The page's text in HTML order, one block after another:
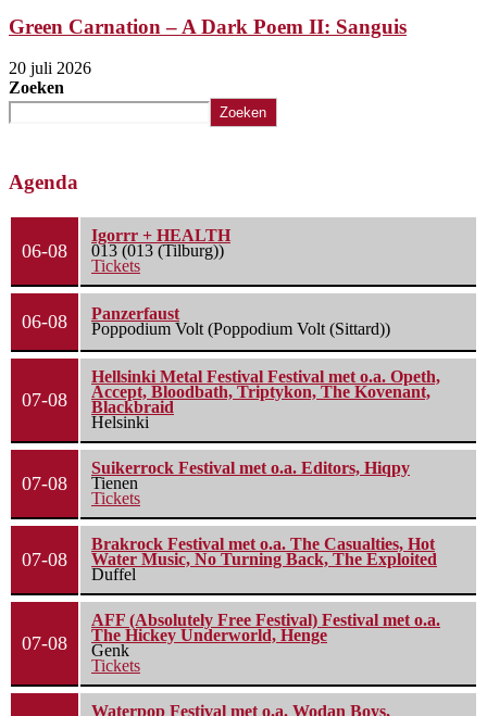
Green Carnation – A Dark Poem II: Sanguis
20 juli 2026
Zoeken
Zoeken
Agenda
06-08
Igorrr + HEALTH
013 (013 (Tilburg))
Tickets
06-08
Panzerfaust
Poppodium Volt (Poppodium Volt (Sittard))
07-08
Hellsinki Metal Festival Festival met o.a. Opeth,
Accept, Bloodbath, Triptykon, The Kovenant,
Blackbraid
Helsinki
07-08
Suikerrock Festival met o.a. Editors, Hiqpy
Tienen
Tickets
07-08
Brakrock Festival met o.a. The Casualties, Hot
Water Music, No Turning Back, The Exploited
Duffel
07-08
AFF (Absolutely Free Festival) Festival met o.a.
The Hickey Underworld, Henge
Genk
Tickets
Waterpop Festival met o.a. Wodan Boys,